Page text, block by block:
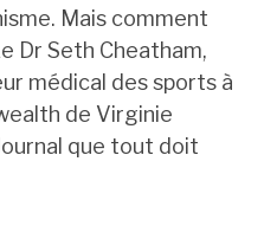
Mais comment
Dr Seth Cheatham,
médical des sports à
de Virginie
que tout doit